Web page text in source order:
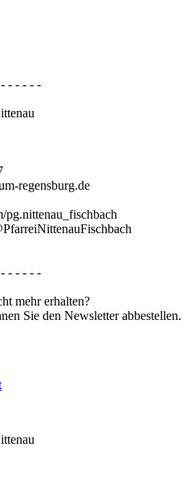
- - - - -
regensburg.de
pg.nittenau_fischbach
- - - - -
mehr erhalten?
Sie den Newsletter abbestellen.